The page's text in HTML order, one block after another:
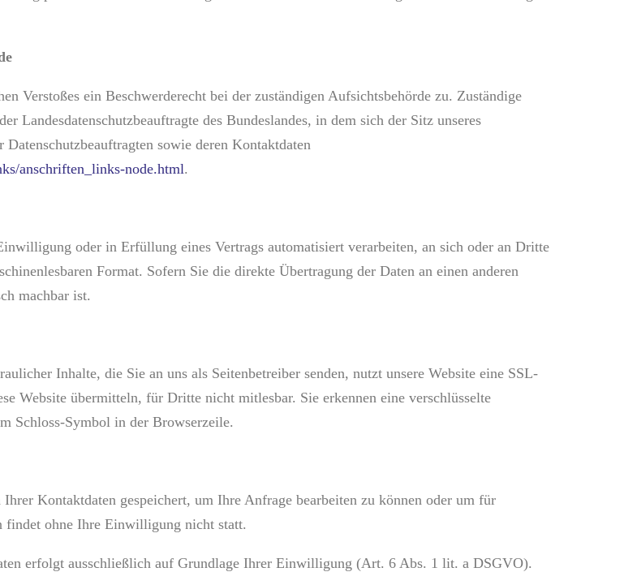
Verstoßes ein Beschwerderecht bei der zuständigen Aufsichtsbehörde zu. Zuständige
Landesdatenschutzbeauftragte des Bundeslandes, in dem sich der Sitz unseres
sowie deren Kontaktdaten
anschriften_links-node.html.
oder in Erfüllung eines Vertrags automatisiert verarbeiten, an sich oder an Dritte
Format. Sofern Sie die direkte Übertragung der Daten an einen anderen
machbar ist.
Inhalte, die Sie an uns als Seitenbetreiber senden, nutzt unsere Website eine SSL-
Website übermitteln, für Dritte nicht mitlesbar. Sie erkennen eine verschlüsselte
Schloss-Symbol in der Browserzeile.
Kontaktdaten gespeichert, um Ihre Anfrage bearbeiten zu können oder um für
findet ohne Ihre Einwilligung nicht statt.
erfolgt ausschließlich auf Grundlage Ihrer Einwilligung (Art. 6 Abs. 1 lit. a DSGVO).